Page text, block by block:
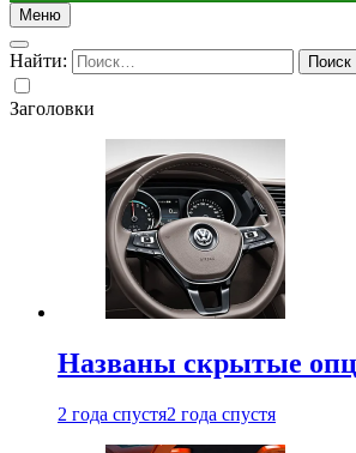
Меню
Найти:
Заголовки
Названы скрытые
2 года спустя2 года спустя